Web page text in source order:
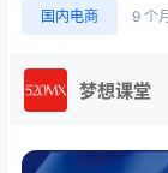
国内电商 9 个
梦想课堂